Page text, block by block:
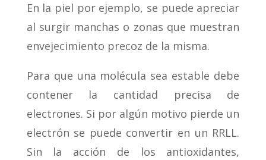
En la piel por ejemplo, se puede apreciar
al surgir manchas o zonas que muestran
envejecimiento precoz de la misma.
Para que una molécula sea estable debe
contener la cantidad precisa de
electrones. Si por algún motivo pierde un
electrón se puede convertir en un RRLL.
Sin la acción de los antioxidantes,